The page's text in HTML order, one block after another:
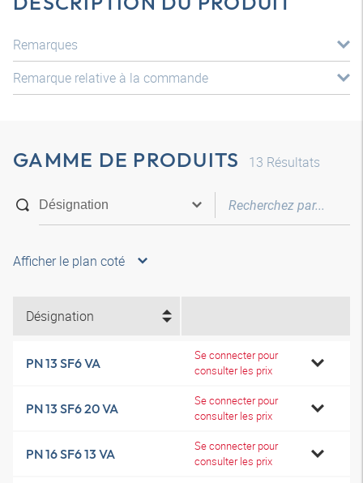
Remarques
Remarque relative à la commande
GAMME DE PRODUITS 13 Résultats
Afficher le plan coté
Désignation
PN 13 SF6 VA
Se connecter pour
consulter les prix
PN 13 SF6 20 VA
Se connecter pour
consulter les prix
PN 16 SF6 13 VA
Se connecter pour
consulter les prix